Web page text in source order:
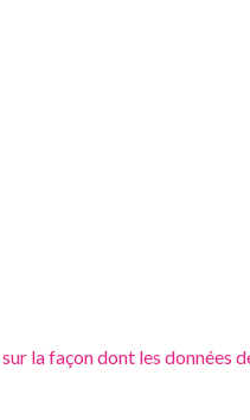
la façon dont les données